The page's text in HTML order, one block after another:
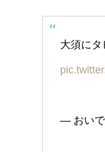
大須にタ
— おいで